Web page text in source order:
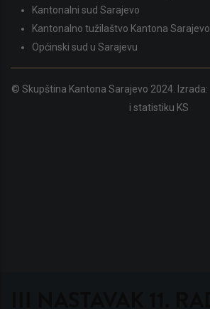
Kantonalni sud Sarajevo
Kantonalno tužilaštvo Kantona Sarajevo
Općinski sud u Sarajevu
© Skupština Kantona Sarajevo 2024. Izrada:
i statistiku KS